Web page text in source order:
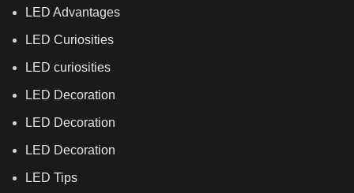
LED Advantages
LED Curiosities
LED curiosities
LED Decoration
LED Decoration
LED Decoration
LED Tips